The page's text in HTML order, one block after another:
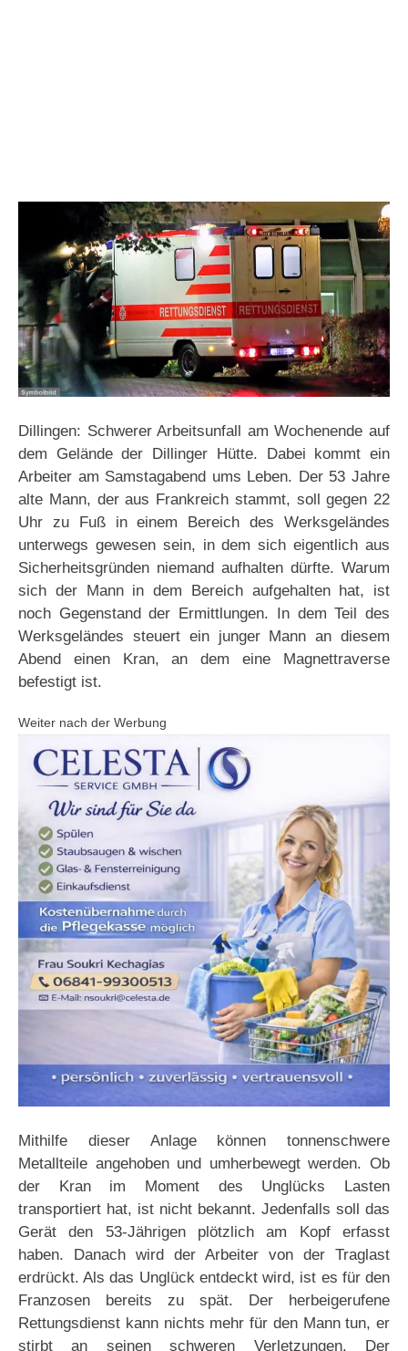
Dillingen: Schwerer Arbeitsunfall am Wochenende auf
dem Gelände der Dillinger Hütte. Dabei kommt ein
Arbeiter am Samstagabend ums Leben. Der 53 Jahre
alte Mann, der aus Frankreich stammt, soll gegen 22
Uhr zu Fuß in einem Bereich des Werksgeländes
unterwegs gewesen sein, in dem sich eigentlich aus
Sicherheitsgründen niemand aufhalten dürfte. Warum
sich der Mann in dem Bereich aufgehalten hat, ist
noch Gegenstand der Ermittlungen. In dem Teil des
Werksgeländes steuert ein junger Mann an diesem
Abend einen Kran, an dem eine Magnettraverse
befestigt ist.
Weiter nach der Werbung
Mithilfe dieser Anlage können tonnenschwere
Metallteile angehoben und umherbewegt werden. Ob
der Kran im Moment des Unglücks Lasten
transportiert hat, ist nicht bekannt. Jedenfalls soll das
Gerät den 53-Jährigen plötzlich am Kopf erfasst
haben. Danach wird der Arbeiter von der Traglast
erdrückt. Als das Unglück entdeckt wird, ist es für den
Franzosen bereits zu spät. Der herbeigerufene
Rettungsdienst kann nichts mehr für den Mann tun, er
stirbt an seinen schweren Verletzungen. Der